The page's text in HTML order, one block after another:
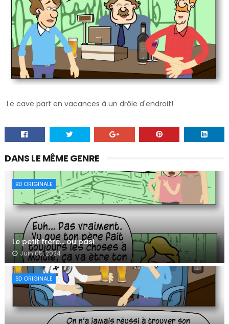
Le cave part en vacances à un drôle d'endroit!
DANS LE MÊME GENRE
BD ORIGINALE
Le petit frère… ou pas!
Juin 05, 2024
BD ORIGINALE